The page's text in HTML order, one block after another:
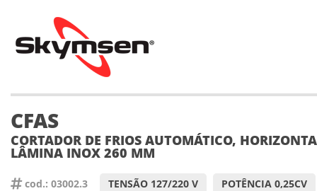
CFAS
CORTADOR DE FRIOS AUTOMÁTICO,
LÂMINA INOX 260 MM
cod.: 03002.3 TENSÃO 127/220 V POTÊNCIA 0,25CV